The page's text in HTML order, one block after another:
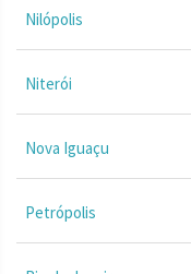
Nilópolis
Niterói
Nova Iguaçu
Petrópolis